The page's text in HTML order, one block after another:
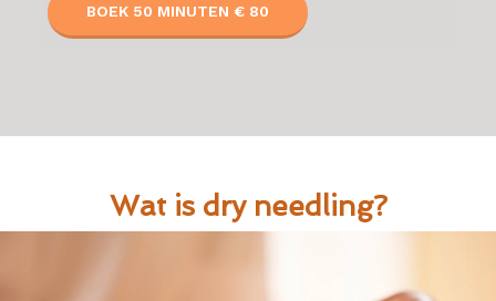
BOEK 50 MINUTEN € 80
Wat is dry needling?